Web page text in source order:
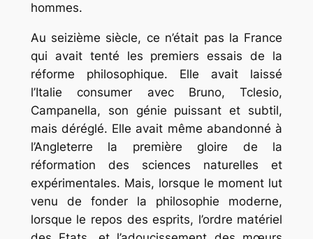
hommes.
Au seizième siècle, ce n’était pas la France
qui avait tenté les premiers essais de la
réforme philosophique. Elle avait laissé
l’Italie consumer avec Bruno, Tclesio,
Campanella, son génie puissant et subtil,
mais déréglé. Elle avait même abandonné à
l’Angleterre la première gloire de la
réformation des sciences naturelles et
expérimentales. Mais, lorsque le moment lut
venu de fonder la philosophie moderne,
lorsque le repos des esprits, l’ordre matériel